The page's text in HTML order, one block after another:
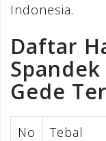
Indonesia.
Daftar
Gede
No Tebal